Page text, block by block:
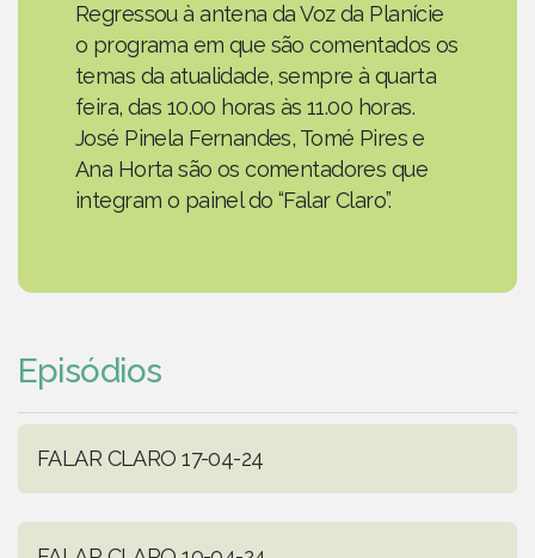
Regressou à antena da Voz da Planície
o programa em que são comentados os
temas da atualidade, sempre à quarta
feira, das 10.00 horas às 11.00 horas.
José Pinela Fernandes, Tomé Pires e
Ana Horta são os comentadores que
integram o painel do “Falar Claro”.
Episódios
FALAR CLARO 17-04-24